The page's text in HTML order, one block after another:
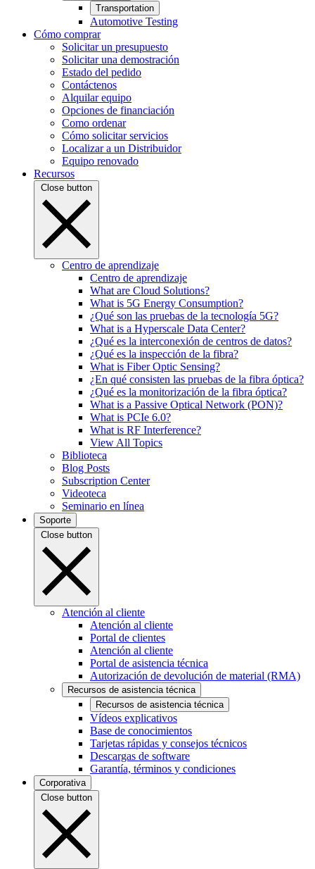
Transportation
Automotive Testing
Cómo comprar
Solicitar un presupuesto
Solicitar una demostración
Estado del pedido
Contáctenos
Alquilar equipo
Opciones de financiación
Como ordenar
Cómo solicitar servicios
Localizar a un Distribuidor
Equipo renovado
Recursos
Close button
Centro de aprendizaje
Centro de aprendizaje
What are Cloud Solutions?
What is 5G Energy Consumption?
¿Qué son las pruebas de la tecnología 5G?
What is a Hyperscale Data Center?
¿Qué es la interconexión de centros de datos?
¿Qué es la inspección de la fibra?
What is Fiber Optic Sensing?
¿En qué consisten las pruebas de la fibra óptica?
¿Qué es la monitorización de la fibra óptica?
What is a Passive Optical Network (PON)?
What is PCIe 6.0?
What is RF Interference?
View All Topics
Biblioteca
Blog Posts
Subscription Center
Videoteca
Seminario en línea
Soporte
Close button
Atención al cliente
Atención al cliente
Portal de clientes
Atención al cliente
Portal de asistencia técnica
Autorización de devolución de material (RMA)
Recursos de asistencia técnica
Recursos de asistencia técnica
Vídeos explicativos
Base de conocimientos
Tarjetas rápidas y consejos técnicos
Descargas de software
Garantía, términos y condiciones
Corporativa
Close button